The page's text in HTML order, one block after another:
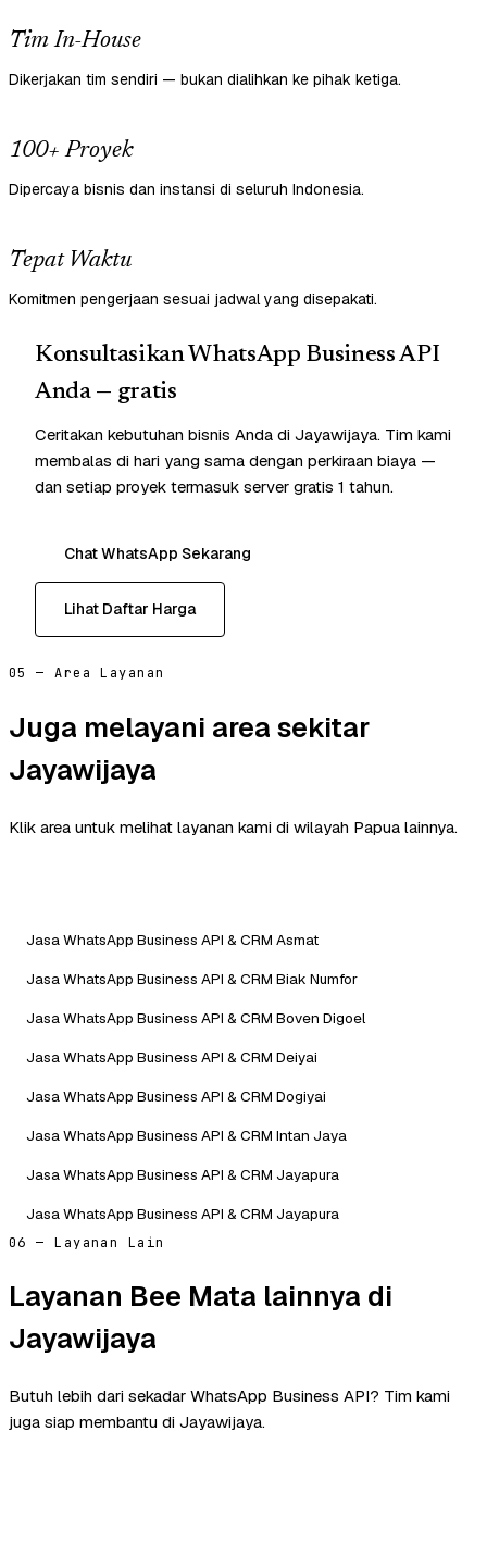
Tim In-House
Dikerjakan tim sendiri — bukan dialihkan ke pihak ketiga.
100+ Proyek
Dipercaya bisnis dan instansi di seluruh Indonesia.
Tepat Waktu
Komitmen pengerjaan sesuai jadwal yang disepakati.
Konsultasikan WhatsApp Business API
Anda — gratis
Ceritakan kebutuhan bisnis Anda di Jayawijaya. Tim kami
membalas di hari yang sama dengan perkiraan biaya —
dan setiap proyek termasuk server gratis 1 tahun.
Chat WhatsApp Sekarang
Lihat Daftar Harga
05 — Area Layanan
Juga melayani area sekitar
Jayawijaya
Klik area untuk melihat layanan kami di wilayah Papua lainnya.
Jasa WhatsApp Business API & CRM Asmat
Jasa WhatsApp Business API & CRM Biak Numfor
Jasa WhatsApp Business API & CRM Boven Digoel
Jasa WhatsApp Business API & CRM Deiyai
Jasa WhatsApp Business API & CRM Dogiyai
Jasa WhatsApp Business API & CRM Intan Jaya
Jasa WhatsApp Business API & CRM Jayapura
Jasa WhatsApp Business API & CRM Jayapura
06 — Layanan Lain
Layanan Bee Mata lainnya di
Jayawijaya
Butuh lebih dari sekadar WhatsApp Business API? Tim kami
juga siap membantu di Jayawijaya.